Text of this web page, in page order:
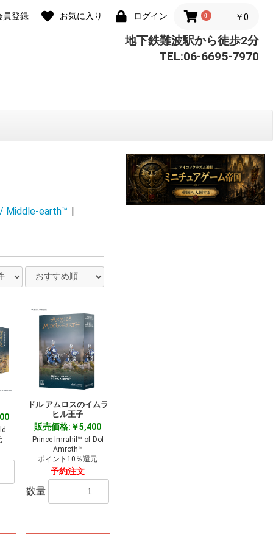
員登録 お気に入り ログイン 0 ￥0
地下鉄難波駅から徒歩2分
TEL:06-6695-7970
Middle-earth™ |
ドル アムロスのイムラ
ヒル王子
販売価格:￥5,400
Prince Imrahil™ of Dol
Amroth™
ポイント10％還元
予約注文
数量